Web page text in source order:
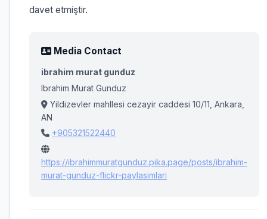
davet etmiştir.
Media Contact
ibrahim murat gunduz
Ibrahim Murat Gunduz
Yildizevler mahllesi cezayir caddesi 10/11, Ankara,
AN
+905321522440
https://ibrahimmuratgunduz.pika.page/posts/ibrahim-
murat-gunduz-flickr-paylasimlari